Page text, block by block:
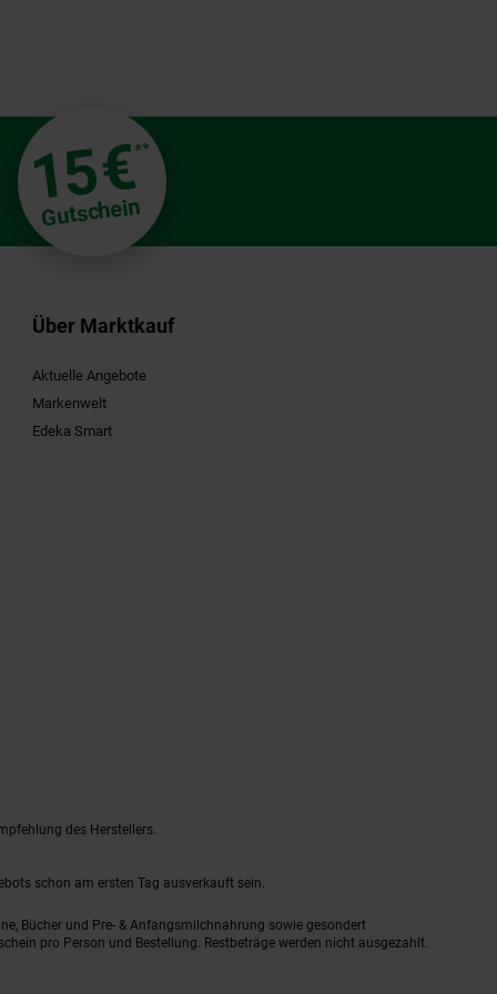
15€**
Gutschein
Über Marktkauf
Aktuelle Angebote
Markenwelt
Edeka Smart
des Herstellers.
schon am ersten Tag ausverkauft sein.
Bücher und Pre- & Anfangsmilchnahrung sowie gesondert
pro Person und Bestellung. Restbeträge werden nicht ausgezahlt.